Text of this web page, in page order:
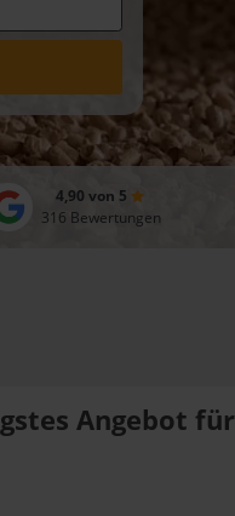
4,90 von 5
316 Bewertungen
Angebot für